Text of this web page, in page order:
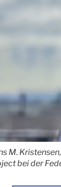
M.
bei der